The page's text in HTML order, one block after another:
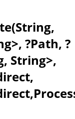
?Path, ?
String>,